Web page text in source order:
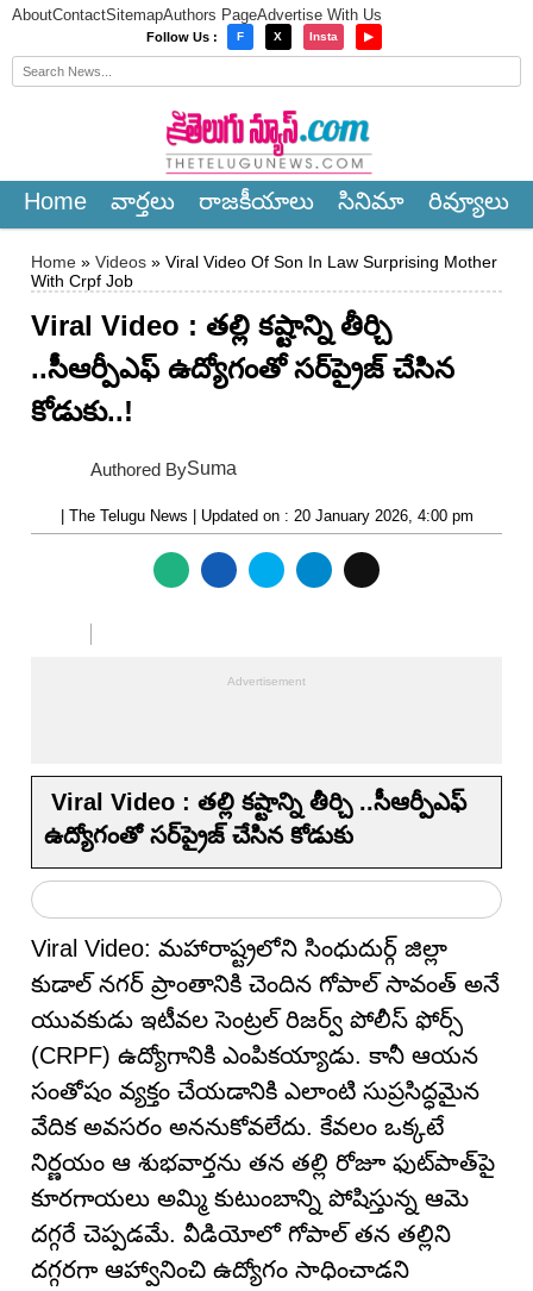
AboutContactSitemapAuthors PageAdvertise With Us
Follow Us : F X Insta ▶
Home వార్త‌లు రాజ‌కీయాలు సినిమా రివ్యూలు
Home » Videos » Viral Video Of Son In Law Surprising Mother
With Crpf Job
Viral Video : తల్లి కష్టాన్ని తీర్చి
..సీఆర్పీఎఫ్ ఉద్యోగంతో సర్‌ప్రైజ్ చేసిన
కోడుకు..!
Authored BySuma
| The Telugu News | Updated on : 20 January 2026, 4:00 pm
Viral Video : తల్లి కష్టాన్ని తీర్చి ..సీఆర్పీఎఫ్
ఉద్యోగంతో సర్‌ప్రైజ్ చేసిన కోడుకు
Viral Video: మహారాష్ట్రలోని సింధుదుర్గ్ జిల్లా
కుడాల్ నగర్ ప్రాంతానికి చెందిన గోపాల్ సావంత్ అనే
యువకుడు ఇటీవల సెంట్రల్ రిజర్వ్ పోలీస్ ఫోర్స్
(CRPF) ఉద్యోగానికి ఎంపికయ్యాడు. కానీ ఆయన
సంతోషం వ్యక్తం చేయడానికి ఎలాంటి సుప్రసిద్ధమైన
వేదిక అవసరం అననుకోవలేదు. కేవలం ఒక్కటే
నిర్ణయం ఆ శుభవార్తను తన తల్లి రోజూ ఫుట్‌పాత్‌పై
కూరగాయలు అమ్మి కుటుంబాన్ని పోషిస్తున్న ఆమె
దగ్గరే చెప్పడమే. వీడియోలో గోపాల్ తన తల్లిని
దగ్గరగా ఆహ్వానించి ఉద్యోగం సాధించాడని